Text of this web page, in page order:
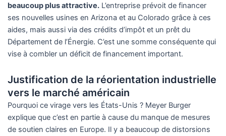
beaucoup plus attractive.L’entreprise prévoit de financer
ses nouvelles usines en Arizona et au Colorado grâce à ces
aides, mais aussi via des crédits d’impôt et un prêt du
Département de l’Énergie. C’est une somme conséquente qui
vise à combler un déficit de financement important.
Justification de la réorientation industrielle
vers le marché américain
Pourquoi ce virage vers les États-Unis ? Meyer Burger
explique que c’est en partie à cause du manque de mesures
de soutien claires en Europe. Il y a beaucoup de distorsions